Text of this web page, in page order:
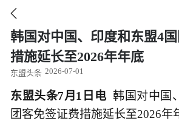

韩国对中国、印度和东盟4
措施延长至2026年年底
东盟头条 2026-07-01
东盟头条7月1日电 韩国对中国
团客免签证费措施延长至2026年